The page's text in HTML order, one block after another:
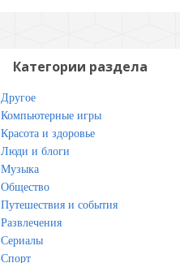
Категории раздела
Другое
Компьютерные игры
Красота и здоровье
Люди и блоги
Музыка
Общество
Путешествия и события
Развлечения
Сериалы
Спорт